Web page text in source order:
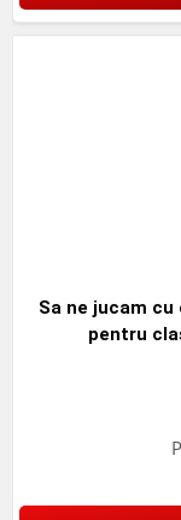
Sa ne jucam
pentru